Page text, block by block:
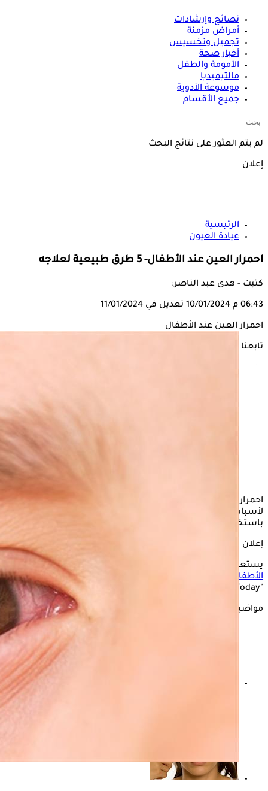
نصائح وإرشادات
أمراض مزمنة
تجميل وتخسيس
أخبار صحة
الأمومة والطفل
مالتيميديا
موسوعة الأدوية
جميع الأقسام
لم يتم العثور على نتائج البحث
إعلان
الرئيسية
عيادة العيون
احمرار العين عند الأطفال- 5 طرق طبيعية لعلاجه
كتبت - هدى عبد الناصر:
06:43 م 10/01/2024 تعديل في 11/01/2024
احمرار العين عند الأطفال
تابعنا على
احمرار العين من المشكلات المزعجة التي قد يتعرض لها الأطفال
لأسباب عديدة، يمكن للأم مساعدة صغيرها على التخلص منه
باستخدام بعض الطرق الطبيعية.
إعلان
يستعرض "الكونسلتو" في التقرير التالي، أسباب
احمرار العين عند
الأطفال
والطرق الطبيعية الفعالة في علاجها، وفقًا لموقع
"Medical News Today".
مواضيع ذات صلة
حرارة طفلك مرتفعة؟- طبيب يحذر الأمهات من هذه الأخطاء